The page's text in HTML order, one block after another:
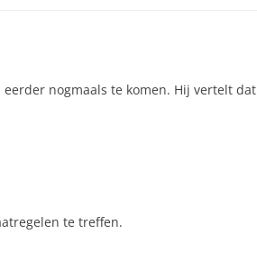
nogmaals te komen. Hij vertelt dat
te treffen.